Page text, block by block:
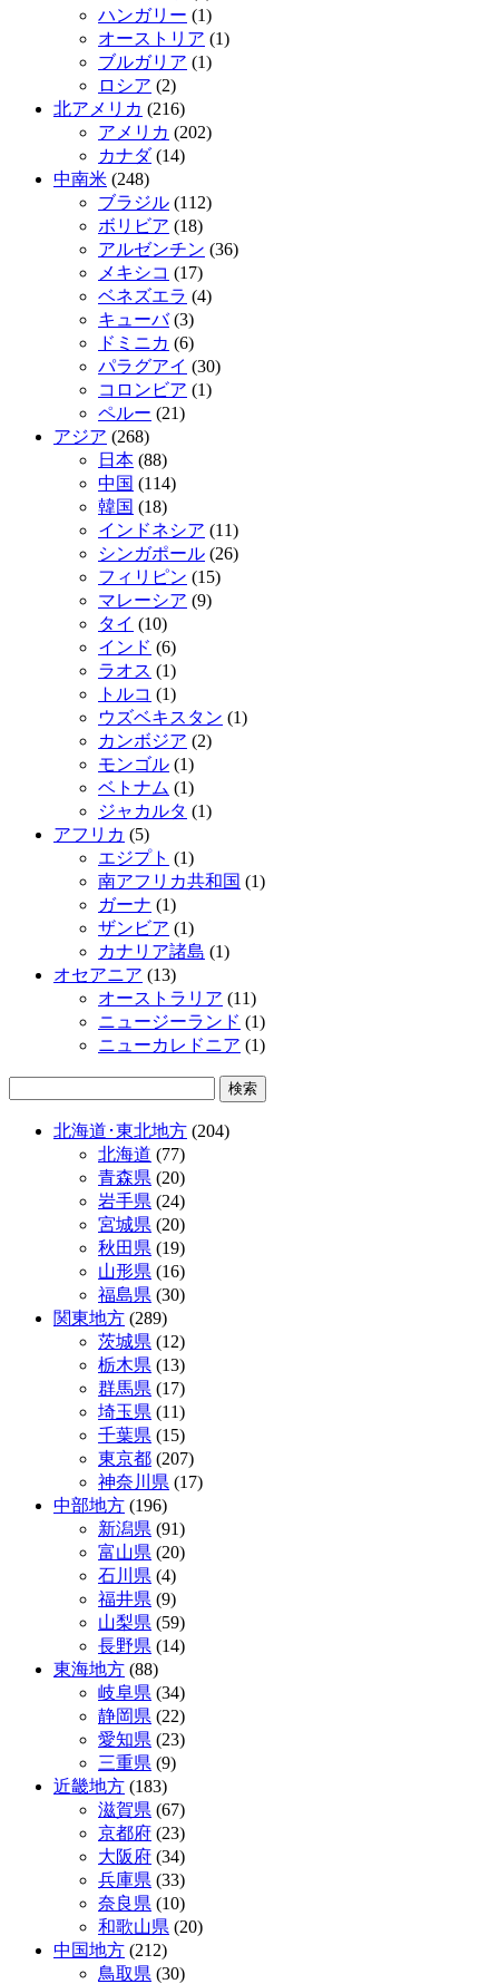
ハンガリー (1)
オーストリア (1)
ブルガリア (1)
ロシア (2)
北アメリカ (216)
アメリカ (202)
カナダ(14)
中南米 (248)
ブラジル (112)
ボリビア (18)
アルゼンチン (36)
メキシコ (17)
ベネズエラ (4)
キューバ(3)
ドミニカ (6)
パラグアイ (30)
コロンビア (1)
ペルー (21)
アジア (268)
日本 (88)
中国 (114)
韓国 (18)
インドネシア (11)
シンガポール (26)
フィリピン (15)
マレーシア (9)
タイ (10)
インド (6)
ラオス (1)
トルコ (1)
ウズベキスタン (1)
カンボジア (2)
モンゴル (1)
ベトナム (1)
ジャカルタ (1)
アフリカ (5)
エジプト (1)
南アフリカ共和国 (1)
ガーナ (1)
ザンビア (1)
カナリア諸島 (1)
オセアニア (13)
オーストラリア (11)
ニュージーランド (1)
ニューカレドニア (1)
北海道･東北地方 (204)
北海道 (77)
青森県 (20)
岩手県 (24)
宮城県 (20)
秋田県 (19)
山形県 (16)
福島県 (30)
関東地方 (289)
茨城県 (12)
栃木県 (13)
群馬県 (17)
埼玉県 (11)
千葉県 (15)
東京都 (207)
神奈川県 (17)
中部地方 (196)
新潟県 (91)
富山県 (20)
石川県 (4)
福井県 (9)
山梨県 (59)
長野県 (14)
東海地方 (88)
岐阜県 (34)
静岡県 (22)
愛知県 (23)
三重県 (9)
近畿地方 (183)
滋賀県 (67)
京都府 (23)
大阪府 (34)
兵庫県 (33)
奈良県 (10)
和歌山県 (20)
中国地方 (212)
鳥取県 (30)